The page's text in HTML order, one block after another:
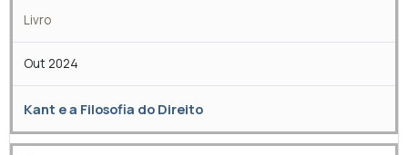
Livro
Out 2024
Kant e a Filosofia do Direito